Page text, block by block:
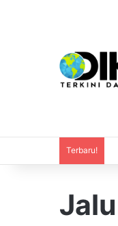
Terbaru!